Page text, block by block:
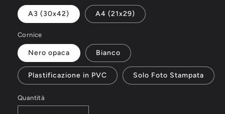
A3 (30x42) A4 (21x29)
Cornice
Nero opaca Bianco
Plastificazione in PVC Solo Foto Stampata
Quantità